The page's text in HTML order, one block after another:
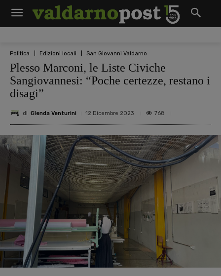
Politica Edizioni locali San Giovanni Valdarno
Plesso Marconi, le Liste Civiche
Sangiovannesi: “Poche certezze, restano i
disagi”
di Glenda Venturini 12 Dicembre 2023 768